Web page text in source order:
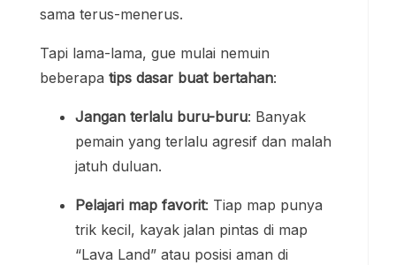
sama terus-menerus.
Tapi lama-lama, gue mulai nemuin
beberapa tips dasar buat bertahan:
Jangan terlalu buru-buru: Banyak
pemain yang terlalu agresif dan malah
jatuh duluan.
Pelajari map favorit: Tiap map punya
trik kecil, kayak jalan pintas di map
“Lava Land” atau posisi aman di